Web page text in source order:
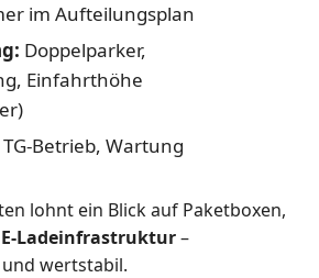
im Aufteilungsplan
Doppelparker,
Einfahrthöhe
TG-Betrieb, Wartung
lohnt ein Blick auf Paketboxen,
E-Ladeinfrastruktur–
wertstabil.